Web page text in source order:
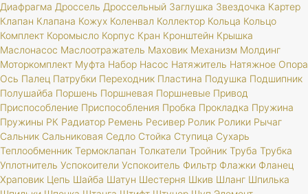
Диафрагма Дроссель Дроссельный Заглушка Звездочка Картер
Клапан Клапана Кожух Коленвал Коллектор Кольца Кольцо
Комплект Коромысло Корпус Кран Кронштейн Крышка
Маслонасос Маслоотражатель Маховик Механизм Молдинг
Моторкомплект Муфта Набор Насос Натяжитель Натяжное Опора
Ось Палец Патрубки Переходник Пластина Подушка Подшипник
Полушайба Поршень Поршневая Поршневые Привод
Приспособление Приспособления Пробка Прокладка Пружина
Пружины РК Радиатор Ремень Ресивер Ролик Ролики Рычаг
Сальник Сальниковая Седло Стойка Ступица Сухарь
Теплообменник Термоклапан Толкатели Тройник Труба Трубка
Уплотнитель Успокоители Успокоитель Фильтр Флажки Фланец
Храповик Цепь Шайба Шатун Шестерня Шкив Шланг Шпилька